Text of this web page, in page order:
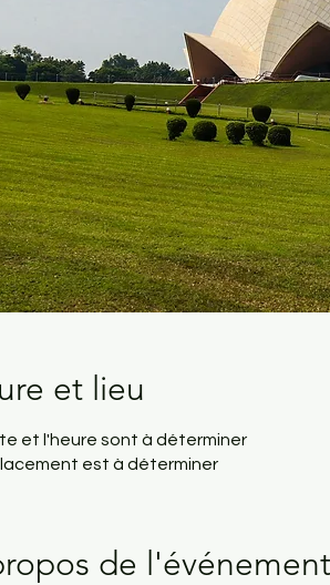
et lieu
et l'heure sont à déterminer
est à déterminer
de l'événement